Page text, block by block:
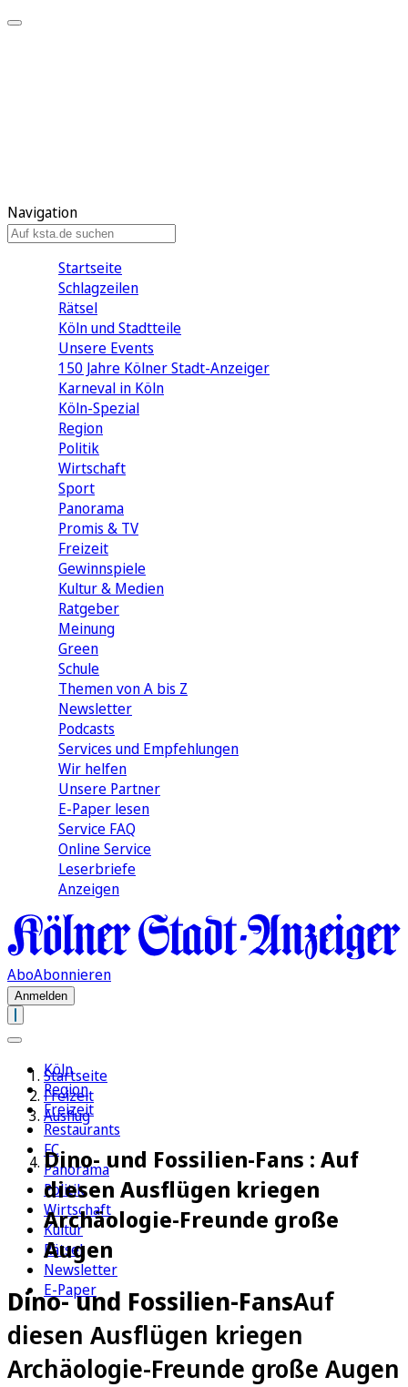
Navigation
Startseite
Schlagzeilen
Rätsel
Köln und Stadtteile
Unsere Events
150 Jahre Kölner Stadt-Anzeiger
Karneval in Köln
Köln-Spezial
Region
Politik
Wirtschaft
Sport
Panorama
Promis & TV
Freizeit
Gewinnspiele
Kultur & Medien
Ratgeber
Meinung
Green
Schule
Themen von A bis Z
Newsletter
Podcasts
Services und Empfehlungen
Wir helfen
Unsere Partner
E-Paper lesen
Service FAQ
Online Service
Leserbriefe
Anzeigen
AboAbonnieren
Anmelden
Köln
Region
Freizeit
Restaurants
FC
Panorama
Politik
Wirtschaft
Kultur
Rätsel
Newsletter
E-Paper
Startseite
Freizeit
Ausflug
Dino- und Fossilien-Fans : Auf
diesen Ausflügen kriegen
Archäologie-Freunde große
Augen
Dino- und Fossilien-FansAuf
diesen Ausflügen kriegen
Archäologie-Freunde große Augen